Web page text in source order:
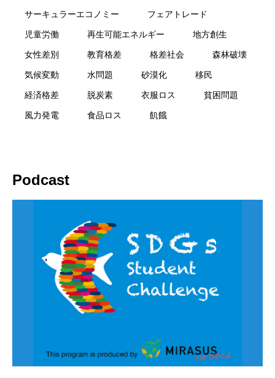
サーキュラーエコノミー フェアトレード
児童労働 再生可能エネルギー 地方創生
女性差別 教育格差 格差社会 森林破壊
気候変動 水問題 砂漠化 移民
経済格差 脱炭素 衣服ロス 貧困問題
風力発電 食品ロス 飢餓
Podcast